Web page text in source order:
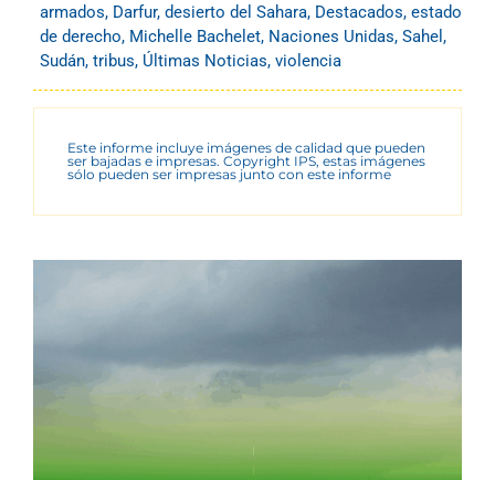
armados, Darfur, desierto del Sahara, Destacados, estado
de derecho, Michelle Bachelet, Naciones Unidas, Sahel ,
Sudán, tribus, Últimas Noticias, violencia
Este informe incluye imágenes de calidad que pueden
ser bajadas e impresas. Copyright IPS, estas imágenes
sólo pueden ser impresas junto con este informe